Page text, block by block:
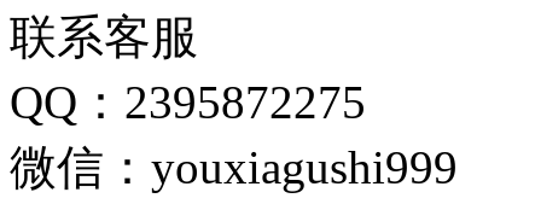
联系客服
QQ：2395872275
微信：youxiagushi999